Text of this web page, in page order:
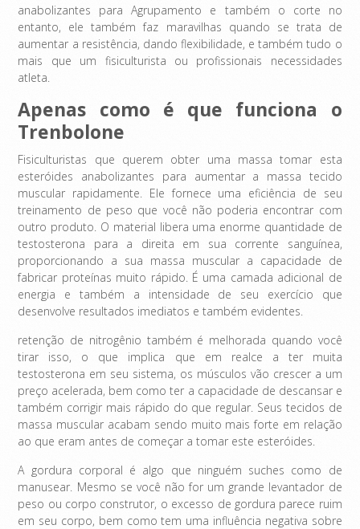
anabolizantes para Agrupamento e também o corte no
entanto, ele também faz maravilhas quando se trata de
aumentar a resistência, dando flexibilidade, e também tudo o
mais que um fisiculturista ou profissionais necessidades
atleta.
Apenas como é que funciona o
Trenbolone
Fisiculturistas que querem obter uma massa tomar esta
esteróides anabolizantes para aumentar a massa tecido
muscular rapidamente. Ele fornece uma eficiência de seu
treinamento de peso que você não poderia encontrar com
outro produto. O material libera uma enorme quantidade de
testosterona para a direita em sua corrente sanguínea,
proporcionando a sua massa muscular a capacidade de
fabricar proteínas muito rápido. É uma camada adicional de
energia e também a intensidade de seu exercício que
desenvolve resultados imediatos e também evidentes.
retenção de nitrogênio também é melhorada quando você
tirar isso, o que implica que em realce a ter muita
testosterona em seu sistema, os músculos vão crescer a um
preço acelerada, bem como ter a capacidade de descansar e
também corrigir mais rápido do que regular. Seus tecidos de
massa muscular acabam sendo muito mais forte em relação
ao que eram antes de começar a tomar este esteróides.
A gordura corporal é algo que ninguém suches como de
manusear. Mesmo se você não for um grande levantador de
peso ou corpo construtor, o excesso de gordura parece ruim
em seu corpo, bem como tem uma influência negativa sobre